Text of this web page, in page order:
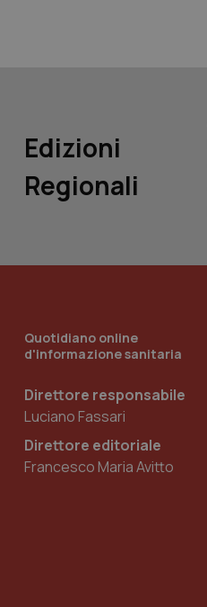
Edizioni
Regionali
Quotidiano online
d'informazione sanitaria
Direttore responsabile
Luciano Fassari
Direttore editoriale
Francesco Maria Avitto